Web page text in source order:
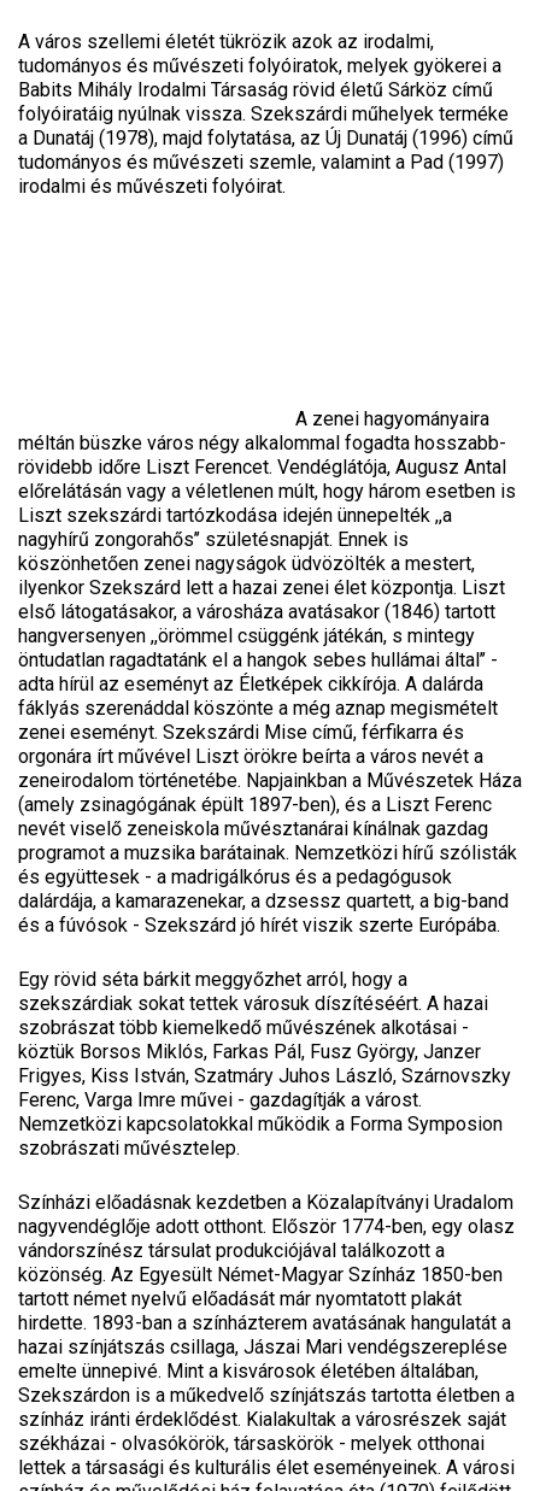
A város szellemi életét tükrözik azok az irodalmi,
tudományos és művészeti folyóiratok, melyek gyökerei a
Babits Mihály Irodalmi Társaság rövid életű Sárköz című
folyóiratáig nyúlnak vissza. Szekszárdi műhelyek terméke
a Dunatáj (1978), majd folytatása, az Új Dunatáj (1996) című
tudományos és művészeti szemle, valamint a Pad (1997)
irodalmi és művészeti folyóirat.
A zenei hagyományaira
méltán büszke város négy alkalommal fogadta hosszabb-
rövidebb időre Liszt Ferencet. Vendéglátója, Augusz Antal
előrelátásán vagy a véletlenen múlt, hogy három esetben is
Liszt szekszárdi tartózkodása idején ünnepelték ,,a
nagyhírű zongorahős’’ születésnapját. Ennek is
köszönhetően zenei nagyságok üdvözölték a mestert,
ilyenkor Szekszárd lett a hazai zenei élet központja. Liszt
első látogatásakor, a városháza avatásakor (1846) tartott
hangversenyen ,,örömmel csüggénk játékán, s mintegy
öntudatlan ragadtatánk el a hangok sebes hullámai által’’ -
adta hírül az eseményt az Életképek cikkírója. A dalárda
fáklyás szerenáddal köszönte a még aznap megismételt
zenei eseményt. Szekszárdi Mise című, férfikarra és
orgonára írt művével Liszt örökre beírta a város nevét a
zeneirodalom történetébe. Napjainkban a Művészetek Háza
(amely zsinagógának épült 1897-ben), és a Liszt Ferenc
nevét viselő zeneiskola művésztanárai kínálnak gazdag
programot a muzsika barátainak. Nemzetközi hírű szólisták
és együttesek - a madrigálkórus és a pedagógusok
dalárdája, a kamarazenekar, a dzsessz quartett, a big-band
és a fúvósok - Szekszárd jó hírét viszik szerte Európába.
Egy rövid séta bárkit meggyőzhet arról, hogy a
szekszárdiak sokat tettek városuk díszítéséért. A hazai
szobrászat több kiemelkedő művészének alkotásai -
köztük Borsos Miklós, Farkas Pál, Fusz György, Janzer
Frigyes, Kiss István, Szatmáry Juhos László, Szárnovszky
Ferenc, Varga Imre művei - gazdagítják a várost.
Nemzetközi kapcsolatokkal működik a Forma Symposion
szobrászati művésztelep.
Színházi előadásnak kezdetben a Közalapítványi Uradalom
nagyvendéglője adott otthont. Először 1774-ben, egy olasz
vándorszínész társulat produkciójával találkozott a
közönség. Az Egyesült Német-Magyar Színház 1850-ben
tartott német nyelvű előadását már nyomtatott plakát
hirdette. 1893-ban a színházterem avatásának hangulatát a
hazai színjátszás csillaga, Jászai Mari vendégszereplése
emelte ünnepivé. Mint a kisvárosok életében általában,
Szekszárdon is a műkedvelő színjátszás tartotta életben a
színház iránti érdeklődést. Kialakultak a városrészek saját
székházai - olvasókörök, társaskörök - melyek otthonai
lettek a társasági és kulturális élet eseményeinek. A városi